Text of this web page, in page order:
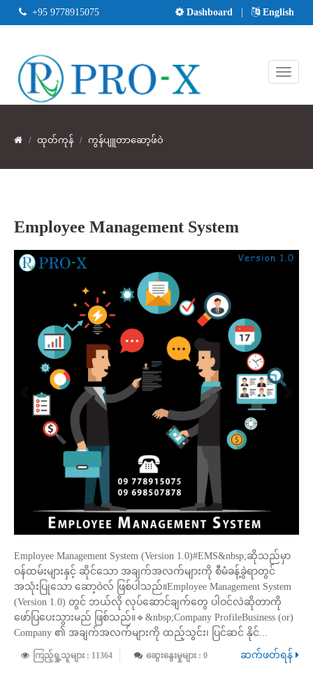
Dashboard English
+95 9778915075
ထုတ်ကုန် ကွန်ပျူတာဆော့ဖ်ဝဲ
Employee Management System
Employee Management System (Version 1.0)#EMS&nbsp;ဆိုသည်မှာ
ဝန်ထမ်းများနှင့် ဆိုင်သော အချက်အလက်များကို စီမံခန့်ခွဲရာတွင်
အသုံးပြုသော ဆော့ဝဲလ် ဖြစ်ပါသည်။Employee Management System
(Version 1.0) တွင် ဘယ်လို လုပ်ဆောင်ချက်တွေ ပါဝင်လဲဆိုတာကို
ဖော်ပြပေးသွားမည် ဖြစ်သည်။🔹&nbsp;Company ProfileBusiness (or)
Company ၏ အချက်အလက်များကို ထည့်သွင်း၊ ပြင်ဆင် နိုင်...
ကြည့်ရှု့သူများ : 11364 ဆွေးနွေးမှုများ : 0 ဆက်ဖတ်ရန်